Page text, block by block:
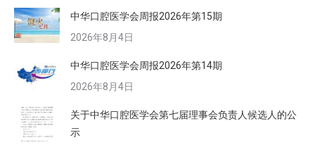
中华口腔医学会周报2026年第15期
2026年8月4日
中华口腔医学会周报2026年第14期
2026年8月4日
关于中华口腔医学会第七届理事会负责人候选人的公
示